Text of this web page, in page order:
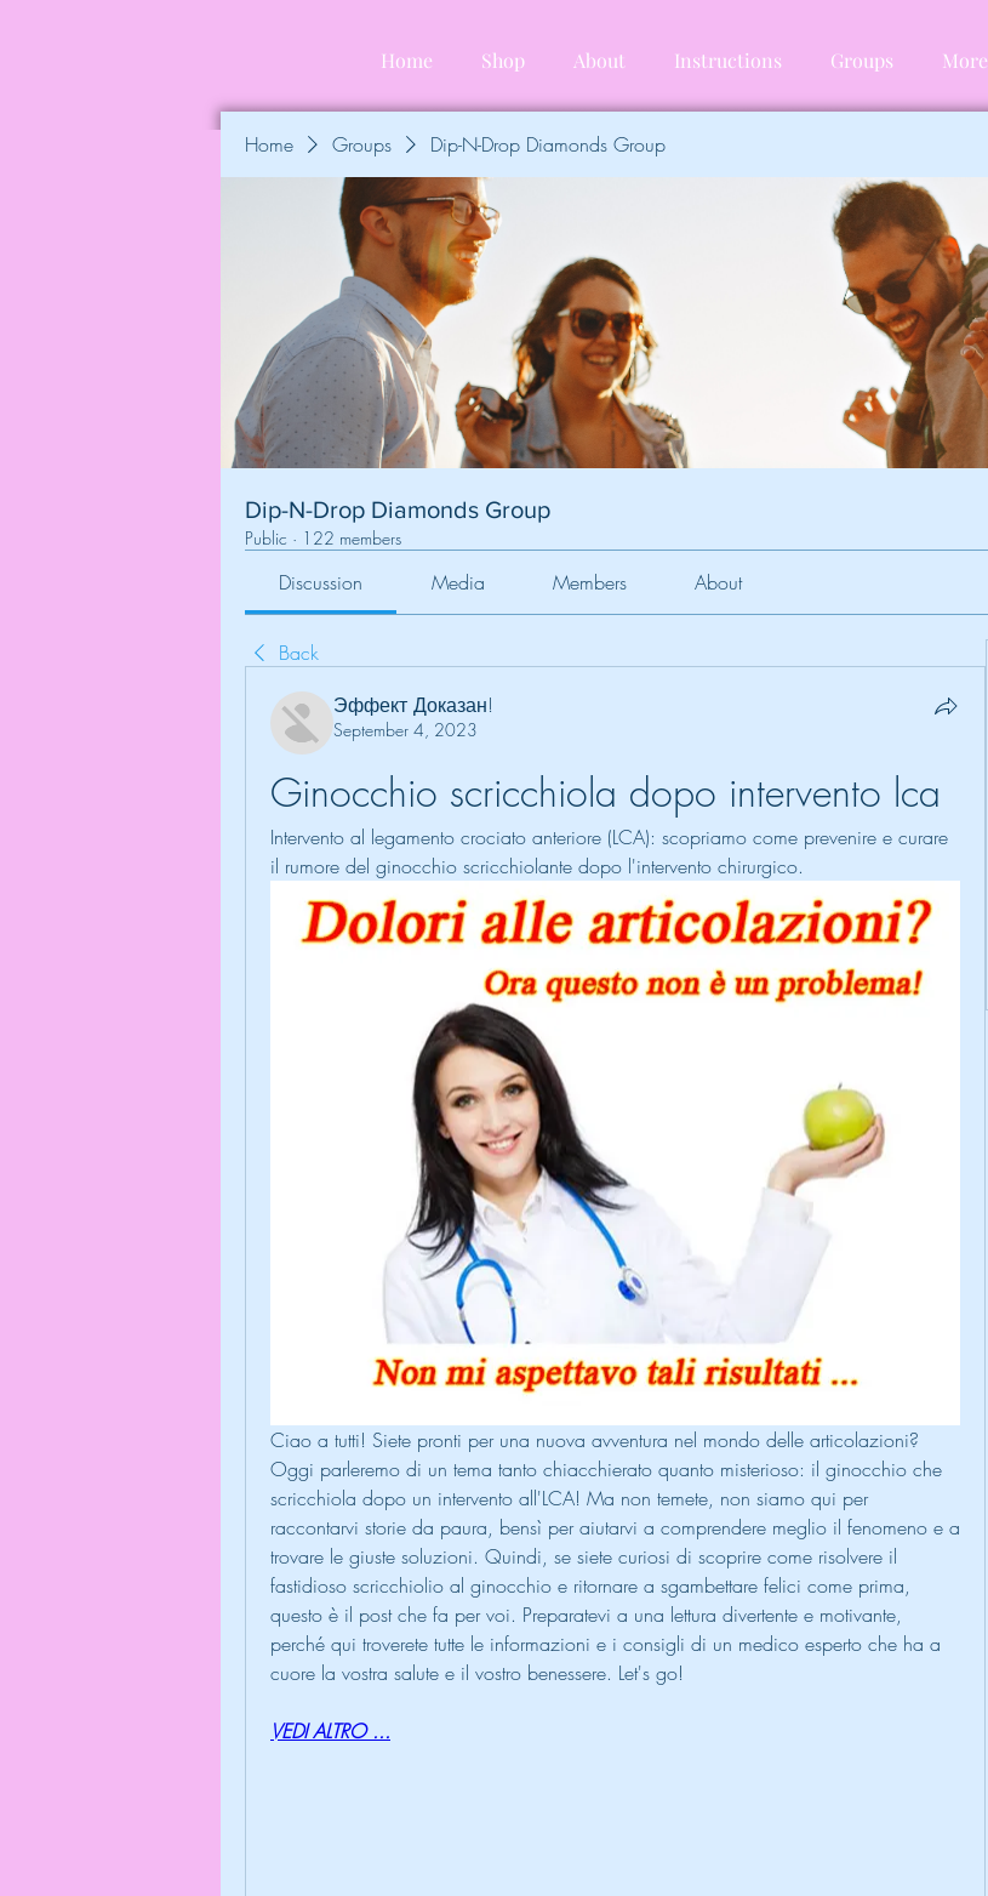
Home Shop About Instructions Groups More
Home Groups Dip-N-Drop Diamonds Group
Dip-N-Drop Diamonds Group
Public · 122 members
Discussion Media Members About
Back
Эффект Доказан!
September 4, 2023
Ginocchio scricchiola dopo intervento lca
Intervento al legamento crociato anteriore (LCA): scopriamo come prevenire e curare
il rumore del ginocchio scricchiolante dopo l'intervento chirurgico.
Ciao a tutti! Siete pronti per una nuova avventura nel mondo delle articolazioni?
Oggi parleremo di un tema tanto chiacchierato quanto misterioso: il ginocchio che
scricchiola dopo un intervento all'LCA! Ma non temete, non siamo qui per
raccontarvi storie da paura, bensì per aiutarvi a comprendere meglio il fenomeno e a
trovare le giuste soluzioni. Quindi, se siete curiosi di scoprire come risolvere il
fastidioso scricchiolio al ginocchio e ritornare a sgambettare felici come prima,
questo è il post che fa per voi. Preparatevi a una lettura divertente e motivante,
perché qui troverete tutte le informazioni e i consigli di un medico esperto che ha a
cuore la vostra salute e il vostro benessere. Let's go!
VEDI ALTRO ...